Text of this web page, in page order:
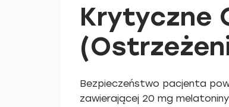
Krytyczne
Bezpieczeństwo pacjenta
zawierającej 20 mg